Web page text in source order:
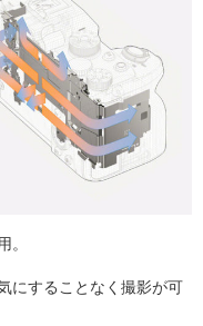
。
にすることなく撮影が可